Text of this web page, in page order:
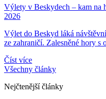
Výlety v Beskydech – kam na
2026
Výlet do Beskyd láká
ze zahraničí. Zalesněné hory
Číst více
Všechny články
Nejčtenější články